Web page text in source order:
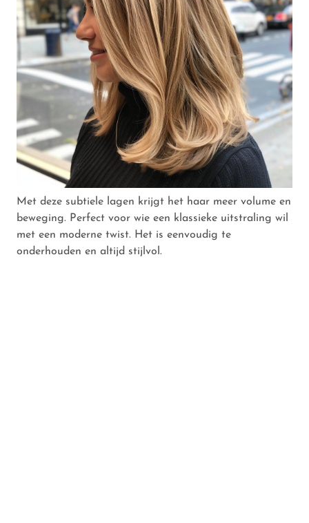
Met deze subtiele lagen krijgt het haar meer volume en
beweging. Perfect voor wie een klassieke uitstraling wil
met een moderne twist. Het is eenvoudig te
onderhouden en altijd stijlvol.